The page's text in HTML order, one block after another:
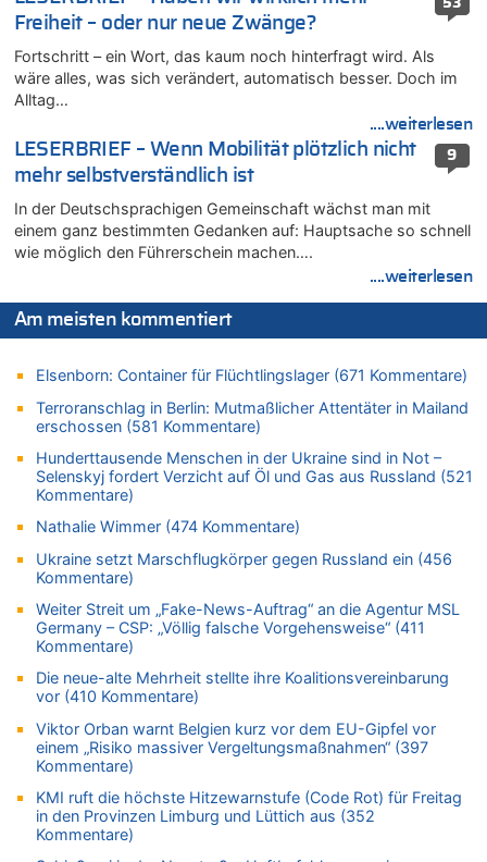
07.08.2026 - 09:03 von JoKrings zu
07.08.2026 - 01:12 von WK zu
Warum die Waldbrände in Frankreich und Spanien Rekorde
07.08.2026 - 01:03 von Hugo Egon Bernhard von Sinnen zu
Zweite Hitzewelle in diesem Sommer ist jetzt amtlich
07.08.2026 - 00:50 von WK zu
Wie kam es zur Ceuta-Krise?
07.08.2026 - 00:06 von 5/11 zu
Mehrere Menschen in Londons City niedergestochen
06.08.2026 - 23:53 von Foto Anneliese zu
Mehrere Menschen in Londons City niedergestochen
FIFA-Spitze demonstriert Einigkeit trotz Kritik und neuer
Vorwürfe gegen Präsident Gianni Infantino
06.08.2026 - 22:48 von DG zu
FIFA-Spitze demonstriert Einigkeit trotz Kritik und neuer
Vorwürfe gegen Präsident Gianni Infantino
06.08.2026 - 22:07 von DR ALBERN zu
FIFA-Spitze demonstriert Einigkeit trotz Kritik und neuer
06.08.2026 - 21:27 von klar zu
06.08.2026 - 21:19 von Ach zu
Zweite Hitzewelle in diesem Sommer ist jetzt amtlich
06.08.2026 - 21:16 von michlaustderaffe zu
Zweite Hitzewelle in diesem Sommer ist jetzt amtlich
06.08.2026 - 21:14 von Ach zu
Aachen ab 11. August wieder Mekka des Pferdesports –
Belgien setzt bei Reit-WM auf starke Springreiter
06.08.2026 - 20:43 von 5/11 zu
Wasserstand des Rheins in NRW so niedrig wie noch nie
06.08.2026 - 20:35 von Wolfgang2 zu
Freiheit – oder nur neue Zwänge?
Fortschritt – ein Wort, das kaum noch hinterfragt wird. Als
wäre alles, was sich verändert, automatisch besser. Doch im
Alltag…
....weiterlesen
9
LESERBRIEF – Wenn Mobilität plötzlich nicht
mehr selbstverständlich ist
In der Deutschsprachigen Gemeinschaft wächst man mit
einem ganz bestimmten Gedanken auf: Hauptsache so schnell
wie möglich den Führerschein machen….
....weiterlesen
Am meisten kommentiert
Elsenborn: Container für Flüchtlingslager (671 Kommentare)
Terroranschlag in Berlin: Mutmaßlicher Attentäter in Mailand
erschossen (581 Kommentare)
Hunderttausende Menschen in der Ukraine sind in Not –
Selenskyj fordert Verzicht auf Öl und Gas aus Russland (521
Kommentare)
Nathalie Wimmer (474 Kommentare)
Ukraine setzt Marschflugkörper gegen Russland ein (456
Kommentare)
Weiter Streit um „Fake-News-Auftrag“ an die Agentur MSL
Germany – CSP: „Völlig falsche Vorgehensweise“ (411
Kommentare)
Die neue-alte Mehrheit stellte ihre Koalitionsvereinbarung
vor (410 Kommentare)
Viktor Orban warnt Belgien kurz vor dem EU-Gipfel vor
einem „Risiko massiver Vergeltungsmaßnahmen“ (397
Kommentare)
KMI ruft die höchste Hitzewarnstufe (Code Rot) für Freitag
in den Provinzen Limburg und Lüttich aus (352
Kommentare)